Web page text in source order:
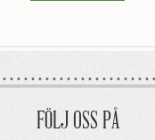
FÖLJ OSS PÅ